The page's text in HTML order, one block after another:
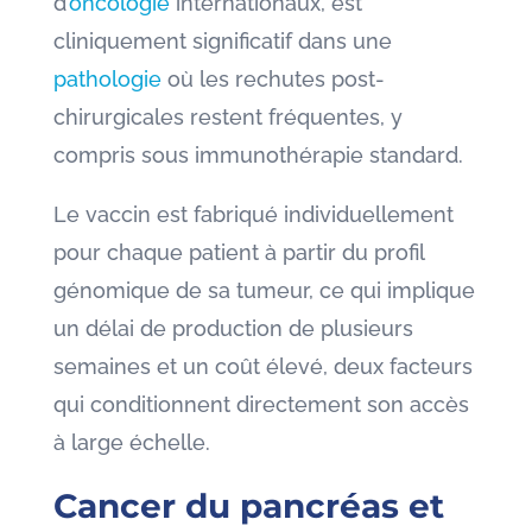
cliniquement significatif dans une
pathologieoù les rechutes post-
chirurgicales restent fréquentes, y
compris sous immunothérapie standard.
Le vaccin est fabriqué individuellement
pour chaque patient à partir du profil
génomique de sa tumeur, ce qui implique
un délai de production de plusieurs
semaines et un coût élevé, deux facteurs
qui conditionnent directement son accès
à large échelle.
Cancer du pancréas et